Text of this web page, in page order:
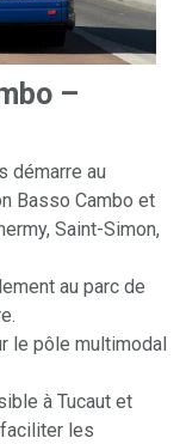
–
démarre au
Basso Cambo et
Saint-Simon,
au parc de
le pôle multimodal
à Tucaut et
les